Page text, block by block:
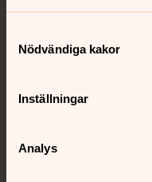
Nödvändiga kakor
Inställningar
Analys
Jourhavande präst